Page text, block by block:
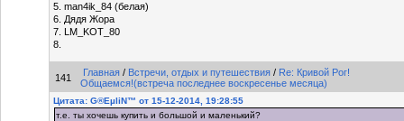
5. man4ik_84 (белая)
6. Дядя Жора
7. LM_KOT_80
8.
141 Главная / Встречи, отдых и путешествия / Re: Кривой Рог!
Общаемся!(встреча последнее воскресенье месяца)
Цитата: G®EµliN™ от 15-12-2014, 19:28:55
т.е. ты хочешь купить и большой и маленький?